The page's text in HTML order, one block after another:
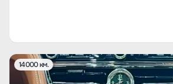
14000 км.